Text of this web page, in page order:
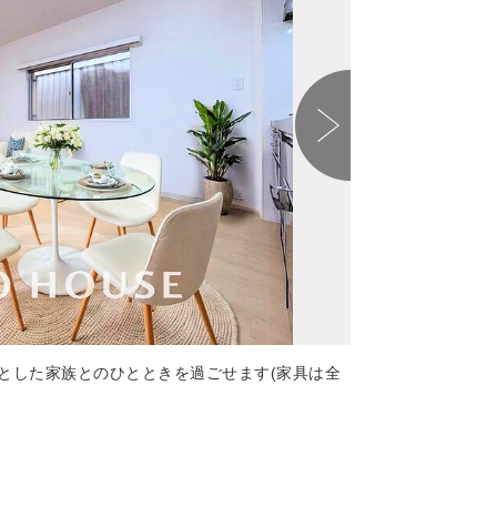
した家族とのひとときを過ごせます(家具は全